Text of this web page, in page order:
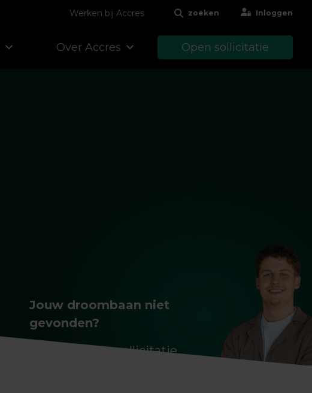
Werken bij Accres zoeken Inloggen
Over Accres Open sollicitatie
Jouw droombaan niet
gevonden?
open sollicitatie